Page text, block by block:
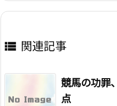
 関連記事
競馬の功罪
点